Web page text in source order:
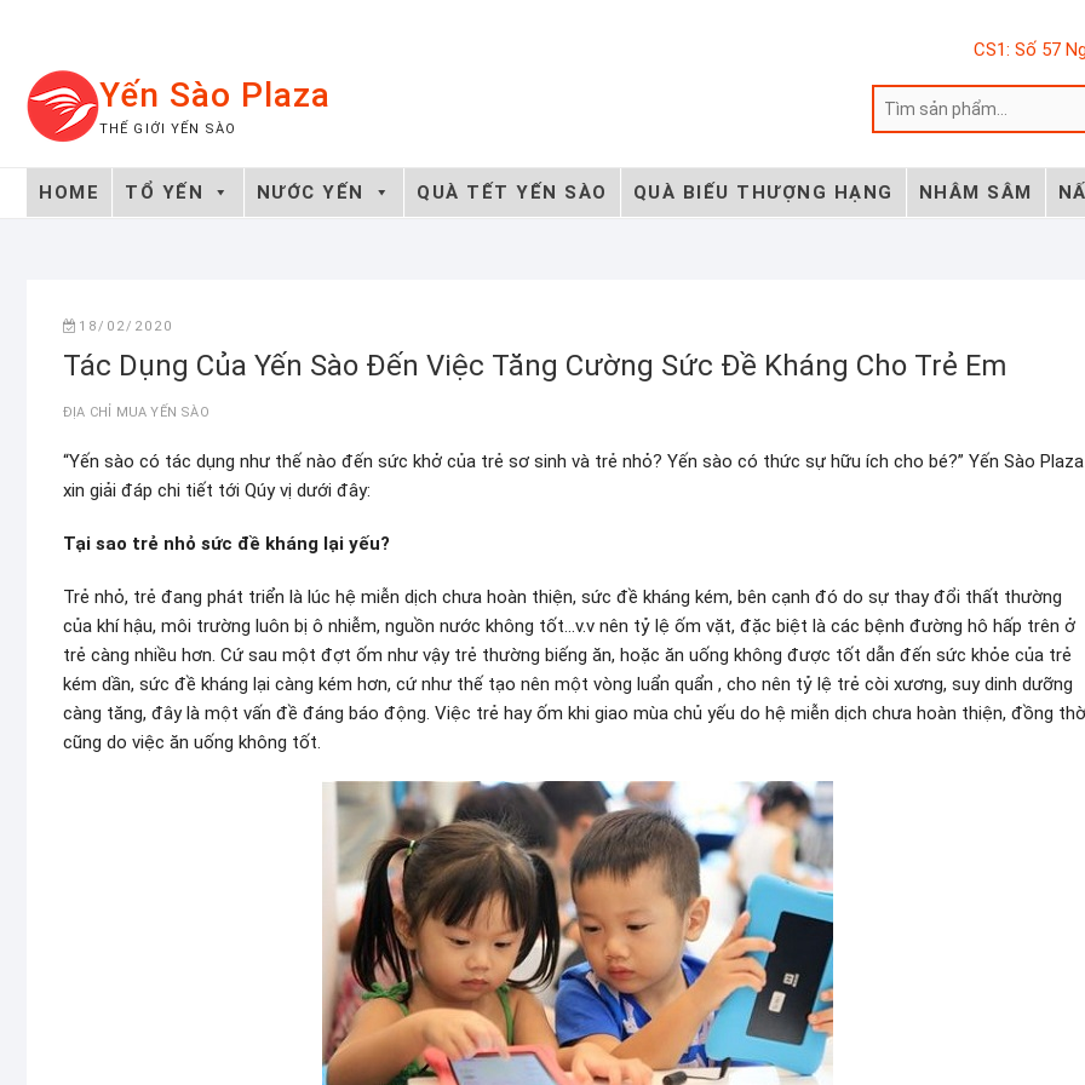
content
CS1: Số 57
Yến Sào Plaza
THẾ GIỚI YẾN SÀO
HOME TỔ YẾN NƯỚC YẾN QUÀ TẾT YẾN SÀO QUÀ BIẾU THƯỢNG HẠNG NHÂM SÂM
18/02/2020
Tác Dụng Của Yến Sào Đến Việc Tăng Cường Sức Đề Kháng Cho Trẻ Em
ĐỊA CHỈ MUA YẾN SÀO
“Yến sào có tác dụng như thế nào đến sức khở của trẻ sơ sinh và trẻ nhỏ? Yến sào có thức sự hữu ích cho bé?” Yến Sào Plaza
xin giải đáp chi tiết tới Qúy vị dưới đây:
Tại sao trẻ nhỏ sức đề kháng lại yếu?
Trẻ nhỏ, trẻ đang phát triển là lúc hệ miễn dịch chưa hoàn thiện, sức đề kháng kém, bên cạnh đó do sự thay đổi thất thường
của khí hậu, môi trường luôn bị ô nhiễm, nguồn nước không tốt…v.v nên tỷ lệ ốm vặt, đặc biệt là các bệnh đường hô hấp trên ở
trẻ càng nhiều hơn. Cứ sau một đợt ốm như vậy trẻ thường biếng ăn, hoặc ăn uống không được tốt dẫn đến sức khỏe của trẻ
kém dần, sức đề kháng lại càng kém hơn, cứ như thế tạo nên một vòng luẩn quẩn , cho nên tỷ lệ trẻ còi xương, suy dinh dưỡng
càng tăng, đây là một vấn đề đáng báo động. Việc trẻ hay ốm khi giao mùa chủ yếu do hệ miễn dịch chưa hoàn thiện, đồng
cũng do việc ăn uống không tốt.